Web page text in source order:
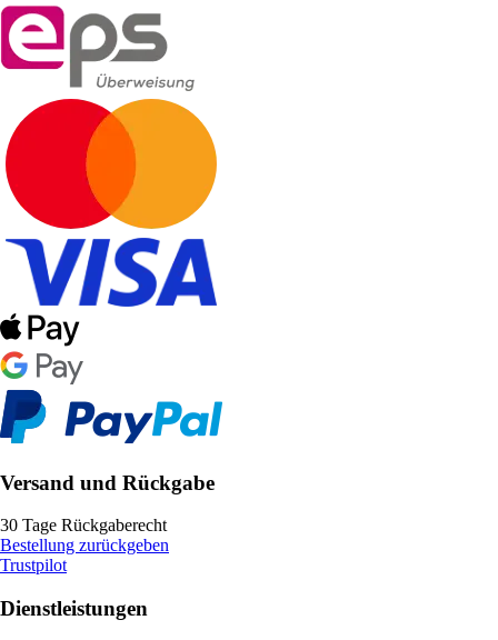
Versand und Rückgabe
30 Tage Rückgaberecht
Bestellung zurückgeben
Trustpilot
Dienstleistungen